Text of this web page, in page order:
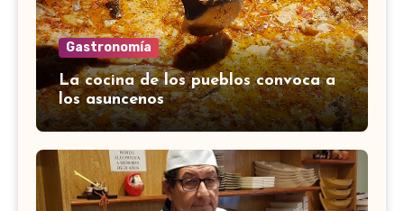
Gastronomía
La cocina de los pueblos convoca a
los asuncenos